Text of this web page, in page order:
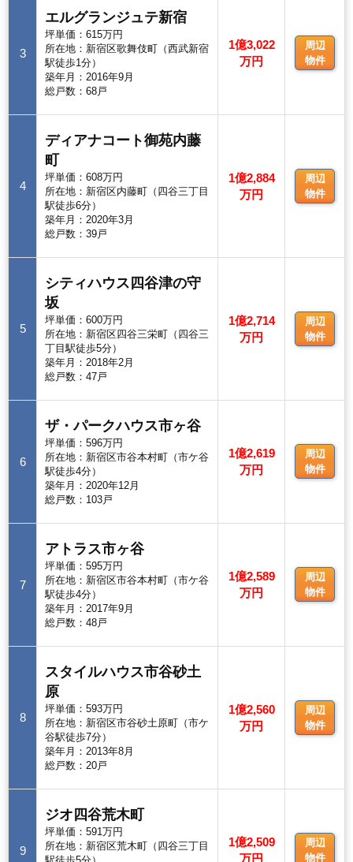
3
エルグランジュテ新宿
坪単価：615万円
所在地：新宿区歌舞伎町（西武新宿
駅徒歩1分）
築年月：2016年9月
総戸数：68戸
1億3,022
万円
周辺
物件
4
ディアナコート御苑内藤
町
坪単価：608万円
所在地：新宿区内藤町（四谷三丁目
駅徒歩6分）
築年月：2020年3月
総戸数：39戸
1億2,884
万円
周辺
物件
5
シティハウス四谷津の守
坂
坪単価：600万円
所在地：新宿区四谷三栄町（四谷三
丁目駅徒歩5分）
築年月：2018年2月
総戸数：47戸
1億2,714
万円
周辺
物件
6
ザ・パークハウス市ヶ谷
坪単価：596万円
所在地：新宿区市谷本村町（市ケ谷
駅徒歩4分）
築年月：2020年12月
総戸数：103戸
1億2,619
万円
周辺
物件
7
アトラス市ヶ谷
坪単価：595万円
所在地：新宿区市谷本村町（市ケ谷
駅徒歩4分）
築年月：2017年9月
総戸数：48戸
1億2,589
万円
周辺
物件
8
スタイルハウス市谷砂土
原
坪単価：593万円
所在地：新宿区市谷砂土原町（市ケ
谷駅徒歩7分）
築年月：2013年8月
総戸数：20戸
1億2,560
万円
周辺
物件
9
ジオ四谷荒木町
坪単価：591万円
所在地：新宿区荒木町（四谷三丁目
1億2,509
万円
周辺
物件